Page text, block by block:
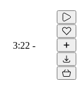
3:22 -